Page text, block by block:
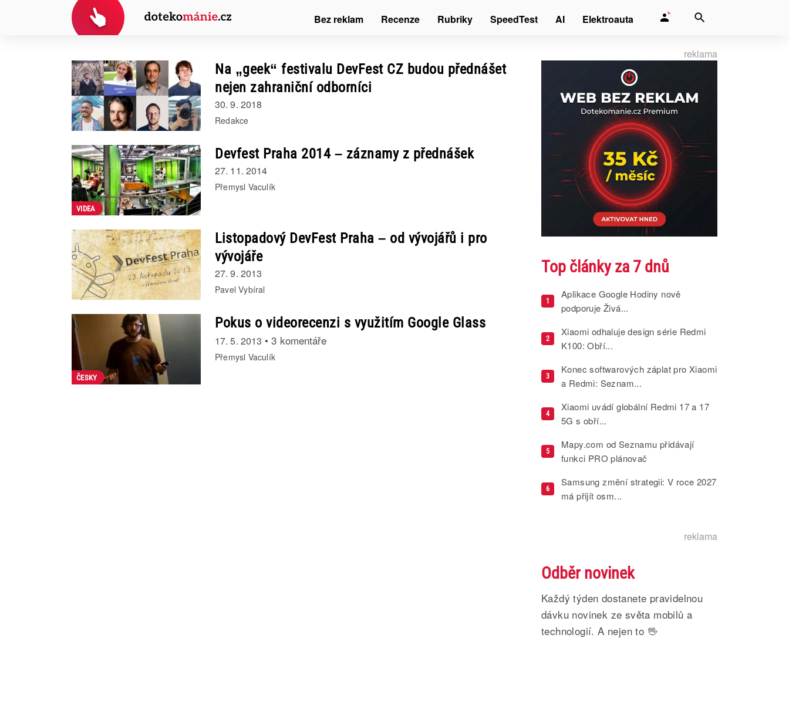
Na „geek“ festivalu DevFest CZ budou přednášet
nejen zahraniční odborníci
30. 9. 2018
Redakce
VIDEA
Devfest Praha 2014 – záznamy z přednášek
27. 11. 2014
Přemysl Vaculík
Listopadový DevFest Praha – od vývojářů i pro
vývojáře
27. 9. 2013
Pavel Vybíral
ČESKY
Pokus o videorecenzi s využitím Google Glass
17. 5. 2013 •3 komentáře
Přemysl Vaculík
reklama
Top články za 7 dnů
1
Aplikace Google Hodiny nově
podporuje Živá...
2
Xiaomi odhaluje design série Redmi
K100: Obří...
3
Konec softwarových záplat pro Xiaomi
a Redmi: Seznam...
4
Xiaomi uvádí globální Redmi 17 a 17
5G s obří...
5
Mapy.com od Seznamu přidávají
funkci PRO plánovač
6
Samsung změní strategii: V roce 2027
má přijít osm...
reklama
Odběr novinek
Každý týden dostanete pravidelnou
dávku novinek ze světa mobilů a
technologií. A nejen to 🖖
Bez reklam Recenze Rubriky SpeedTest AI Elektroauta